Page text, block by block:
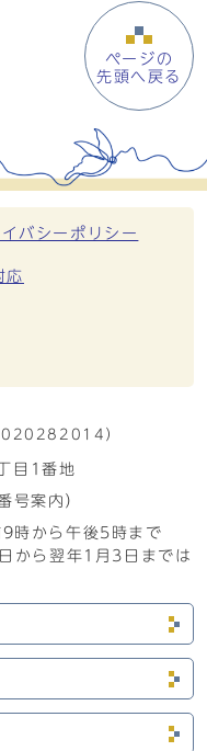
ページの
先頭へ戻る
バシーポリシー
応
）
目1番地
号案内）
時から午後5時まで
から翌年1月3日までは